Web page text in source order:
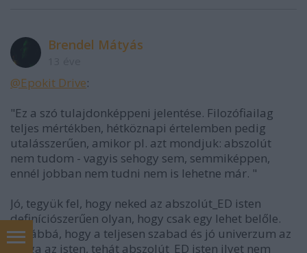
Brendel Mátyás
@Epokit Drive:
"Ez a szó tulajdonképpeni jelentése. Filozófiailag
teljes mértékben, hétköznapi értelemben pedig
utalásszerűen, amikor pl. azt mondjuk: abszolút
nem tudom - vagyis sehogy sem, semmiképpen,
ennél jobban nem tudni nem is lehetne már. "
Jó, tegyük fel, hogy neked az abszolút_ED isten
definíciószerűen olyan, hogy csak egy lehet belőle.
Továbbá, hogy a teljesen szabad és jó univerzum az
maga az isten, tehát abszolút_ED isten ilyet nem